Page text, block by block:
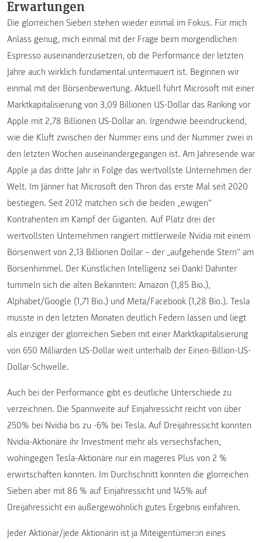
Erwartungen
Die glorreichen Sieben stehen wieder einmal im Fokus. Für mich
Anlass genug, mich einmal mit der Frage beim morgendlichen
Espresso auseinanderzusetzen, ob die Performance der letzten
Jahre auch wirklich fundamental untermauert ist. Beginnen wir
einmal mit der Börsenbewertung. Aktuell führt Microsoft mit einer
Marktkapitalisierung von 3,09 Billionen US-Dollar das Ranking vor
Apple mit 2,78 Billionen US-Dollar an. Irgendwie beeindruckend,
wie die Kluft zwischen der Nummer eins und der Nummer zwei in
den letzten Wochen auseinandergegangen ist. Am Jahresende war
Apple ja das dritte Jahr in Folge das wertvollste Unternehmen der
Welt. Im Jänner hat Microsoft den Thron das erste Mal seit 2020
bestiegen. Seit 2012 matchen sich die beiden „ewigen“
Kontrahenten im Kampf der Giganten. Auf Platz drei der
wertvollsten Unternehmen rangiert mittlerweile Nvidia mit einem
Börsenwert von 2,13 Billionen Dollar – der „aufgehende Stern“ am
Börsenhimmel. Der Künstlichen Intelligenz sei Dank! Dahinter
tummeln sich die alten Bekannten: Amazon (1,85 Bio.),
Alphabet/Google (1,71 Bio.) und Meta/Facebook (1,28 Bio.). Tesla
musste in den letzten Monaten deutlich Federn lassen und liegt
als einziger der glorreichen Sieben mit einer Marktkapitalisierung
von 650 Milliarden US-Dollar weit unterhalb der Einen-Billion-US-
Dollar-Schwelle.
Auch bei der Performance gibt es deutliche Unterschiede zu
verzeichnen. Die Spannweite auf Einjahressicht reicht von über
250% bei Nvidia bis zu -6% bei Tesla. Auf Dreijahressicht konnten
Nvidia-Aktionäre ihr Investment mehr als versechsfachen,
wohingegen Tesla-Aktionäre nur ein mageres Plus von 2 %
erwirtschaften konnten. Im Durchschnitt konnten die glorreichen
Sieben aber mit 86 % auf Einjahressicht und 145% auf
Dreijahressicht ein außergewöhnlich gutes Ergebnis einfahren.
Jeder Aktionär/jede Aktionärin ist ja Miteigentümer:in eines